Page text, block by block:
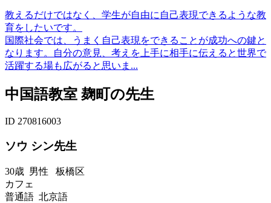
教えるだけではなく、学生が自由に自己表現できるような教
育をしたいです。
国際社会では、うまく自己表現をできることが成功への鍵と
なります。自分の意見、考えを上手に相手に伝えると世界で
活躍する場も広がると思いま...
中国語教室 麹町の先生
ID 270816003
ソウ シン先生
30歳 男性 板橋区
カフェ
普通語 北京語